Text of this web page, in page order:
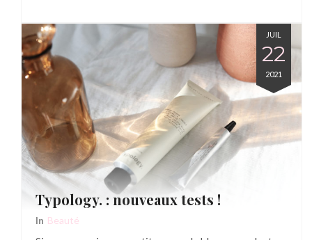
JUIL
22
2021
Typology. : nouveaux tests !
In Beauté